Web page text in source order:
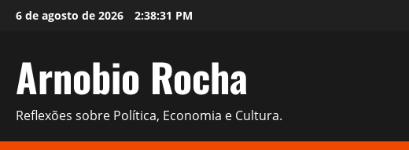
Skip6 de agosto de 2026 2:38:32 PM
Arnobio Rocha
Reflexões sobre Política, Economia e Cultura.